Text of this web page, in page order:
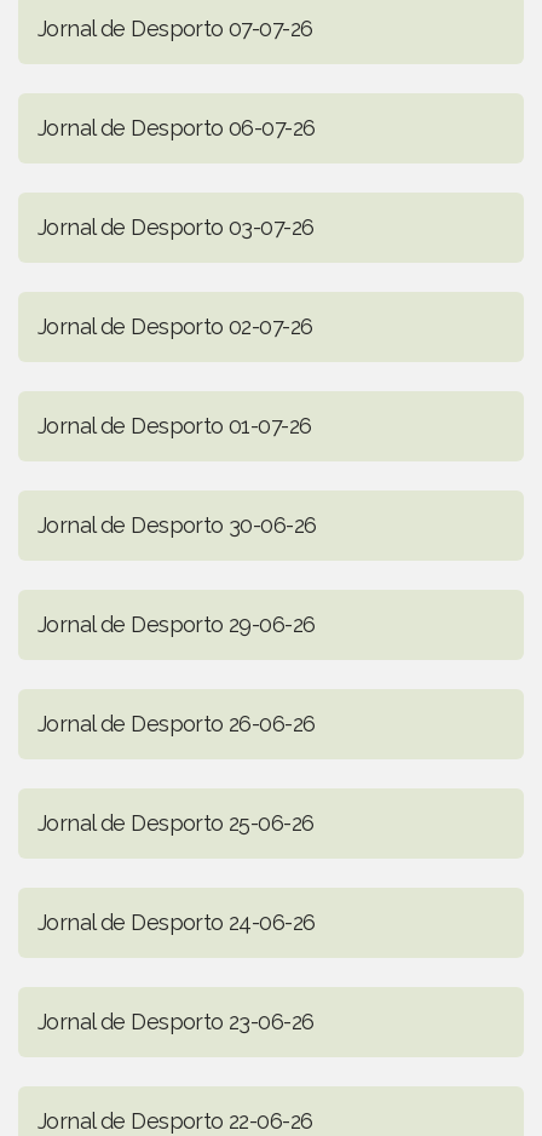
Jornal de Desporto 07-07-26
Jornal de Desporto 06-07-26
Jornal de Desporto 03-07-26
Jornal de Desporto 02-07-26
Jornal de Desporto 01-07-26
Jornal de Desporto 30-06-26
Jornal de Desporto 29-06-26
Jornal de Desporto 26-06-26
Jornal de Desporto 25-06-26
Jornal de Desporto 24-06-26
Jornal de Desporto 23-06-26
Jornal de Desporto 22-06-26